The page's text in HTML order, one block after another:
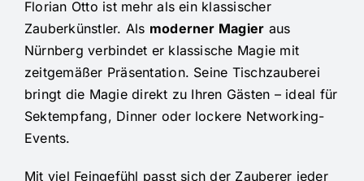
Florian Otto ist mehr als ein klassischer
Zauberkünstler. Als moderner Magier aus
Nürnberg verbindet er klassische Magie mit
zeitgemäßer Präsentation. Seine Tischzauberei
bringt die Magie direkt zu Ihren Gästen – ideal für
Sektempfang, Dinner oder lockere Networking-
Events.
Mit viel Feingefühl passt sich der Zauberer jeder